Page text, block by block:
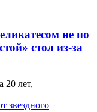
не по
стол из-за
20 лет,